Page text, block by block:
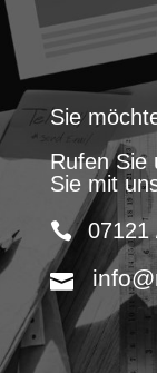
Sie
Rufen Sie
Sie mit
07121